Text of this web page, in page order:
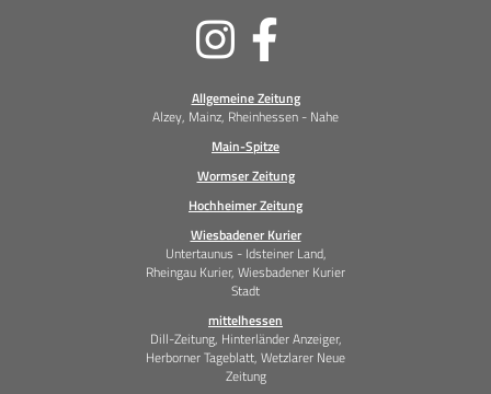
Allgemeine Zeitung
Alzey, Mainz, Rheinhessen - Nahe
Main-Spitze
Wormser Zeitung
Hochheimer Zeitung
Wiesbadener Kurier
Untertaunus - Idsteiner Land,
Rheingau Kurier, Wiesbadener Kurier
Stadt
mittelhessen
Dill-Zeitung, Hinterländer Anzeiger,
Herborner Tageblatt, Wetzlarer Neue
Zeitung
Soziale
Medien